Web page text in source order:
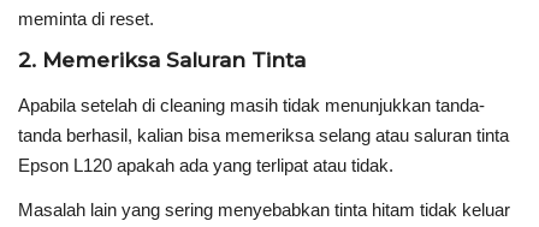
meminta di reset.
2. Memeriksa Saluran Tinta
Apabila setelah di cleaning masih tidak menunjukkan tanda-
tanda berhasil, kalian bisa memeriksa selang atau saluran tinta
Epson L120 apakah ada yang terlipat atau tidak.
Masalah lain yang sering menyebabkan tinta hitam tidak keluar